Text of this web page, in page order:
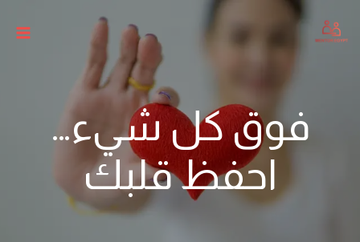
فوق كل شيء…
احفظ قلبك